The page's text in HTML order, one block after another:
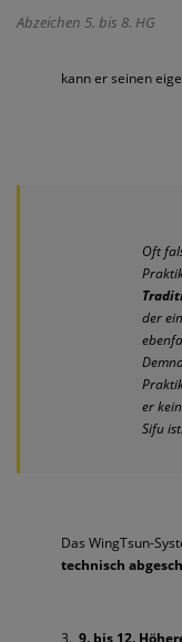
Abzeichen 5. bis 8. HG
kann er seinen
Oft
der
er
Sifu ist.
Das WingTsun-
technisch